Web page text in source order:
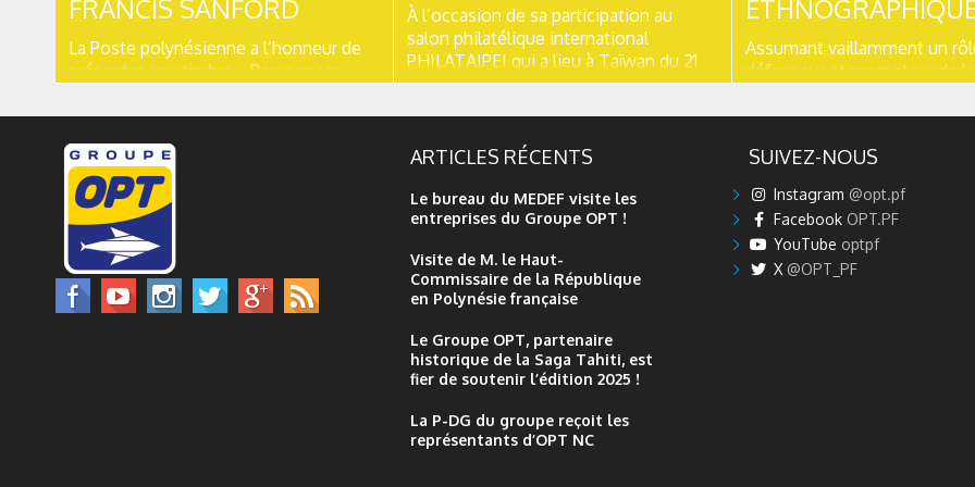
FRANCIS SANFORD
La Poste polynésienne a l’honneur de
présenter son timbre « Personnage
novembre 2016, au bureau de Poste de
Papeete, à partir de 8h30. Cette
émission philatélique rend hommage à
celui qui a marqué l’histoire de notre
pays en tant que « Père de
l’Autonomie...
À l’occasion de sa participation au
salon philatélique international
PHILATAIPEI qui a lieu à Taïwan du 21
au 26 octobre 2016, la Poste
prunier ». En effet, la fleur de prunier est
affiche...
Assumant vaillamment un
défenseur et promoteur de
présente trois timbres
ethnographiques sont autant
témoignages du savoir-faire
du peuple ma’ohi, que des
ARTICLES RÉCENTS
Le bureau du MEDEF visite les
entreprises du Groupe OPT !
Visite de M. le Haut-
Commissaire de la République
en Polynésie française
Le Groupe OPT, partenaire
historique de la Saga Tahiti, est
fier de soutenir l’édition 2025 !
La P-DG du groupe reçoit les
représentants d’OPT NC
SUIVEZ-NOUS
Instagram@opt.pf
FacebookOPT.PF
YouTube optpf
X@OPT_PF